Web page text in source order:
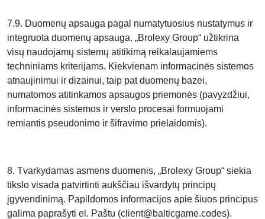
7.9. Duomenų apsauga pagal numatytuosius nustatymus ir
integruota duomenų apsauga. „Brolexy Group“ užtikrina
visų naudojamų sistemų atitikimą reikalaujamiems
techniniams kriterijams. Kiekvienam informacinės sistemos
atnaujinimui ir dizainui, taip pat duomenų bazei,
numatomos atitinkamos apsaugos priemonės (pavyzdžiui,
informacinės sistemos ir verslo procesai formuojami
remiantis pseudonimo ir šifravimo prielaidomis).
8. Tvarkydamas asmens duomenis, „Brolexy Group“ siekia
tikslo visada patvirtinti aukščiau išvardytų principų
įgyvendinimą. Papildomos informacijos apie šiuos principus
galima paprašyti el. Paštu (client@balticgame.codes).